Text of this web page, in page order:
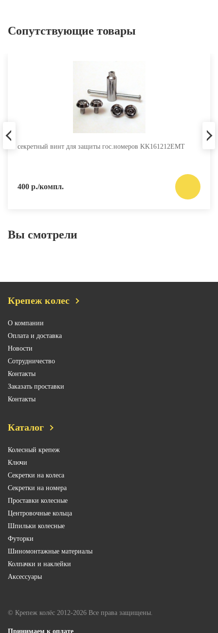
Сопутствующие товары
секретный винт для защиты гос.номеров KK161212EMT
400 р./компл.
Вы смотрели
Крепеж колес
О компании
Оплата и доставка
Новости
Сотрудничество
Контакты
Заказать проставки
Контакты
Каталог
Колесный крепеж
Ключи
Секретки на колеса
Секретки на номера
Проставки колесные
Центровочные кольца
Шпильки колесные
Футорки
Шиномонтажные материалы
Колпачки и наклейки
Аксессуары
© Крепеж колёс 2012-2026 Все права защищены.
Принимаем к оплате